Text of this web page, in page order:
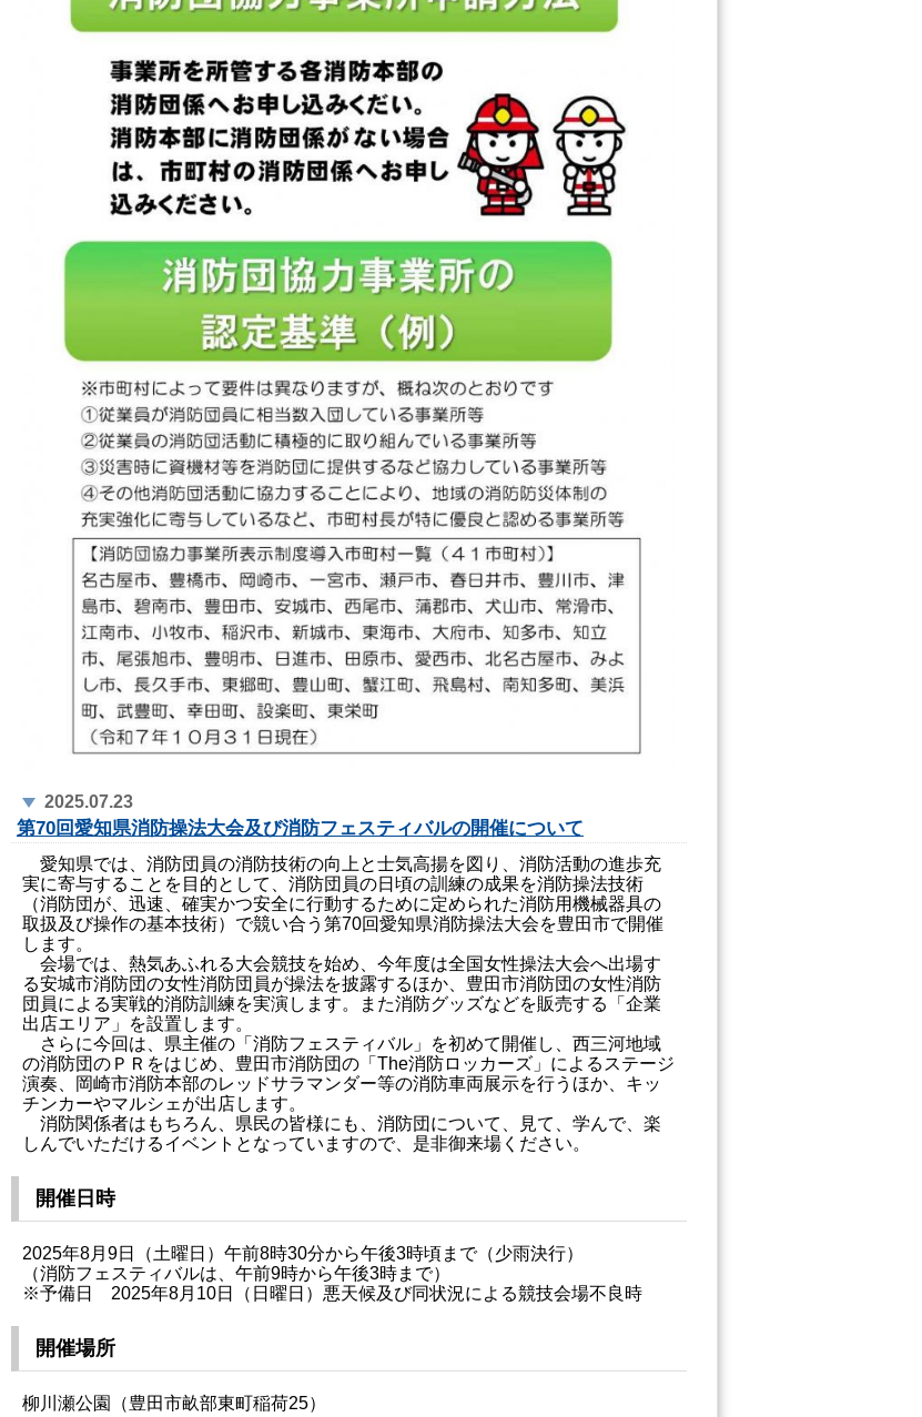
2025.07.23
第70回愛知県消防操法大会及び消防フェスティバルの開催について
愛知県では、消防団員の消防技術の向上と士気高揚を図り、消防活動の進歩充
実に寄与することを目的として、消防団員の日頃の訓練の成果を消防操法技術
（消防団が、迅速、確実かつ安全に行動するために定められた消防用機械器具の
取扱及び操作の基本技術）で競い合う第70回愛知県消防操法大会を豊田市で開催
します。
会場では、熱気あふれる大会競技を始め、今年度は全国女性操法大会へ出場す
る安城市消防団の女性消防団員が操法を披露するほか、豊田市消防団の女性消防
団員による実戦的消防訓練を実演します。また消防グッズなどを販売する「企業
出店エリア」を設置します。
さらに今回は、県主催の「消防フェスティバル」を初めて開催し、西三河地域
の消防団のＰＲをはじめ、豊田市消防団の「The消防ロッカーズ」によるステージ
演奏、岡崎市消防本部のレッドサラマンダー等の消防車両展示を行うほか、キッ
チンカーやマルシェが出店します。
消防関係者はもちろん、県民の皆様にも、消防団について、見て、学んで、楽
しんでいただけるイベントとなっていますので、是非御来場ください。
開催日時
2025年8月9日（土曜日）午前8時30分から午後3時頃まで（少雨決行）
（消防フェスティバルは、午前9時から午後3時まで）
※予備日 2025年8月10日（日曜日）悪天候及び同状況による競技会場不良時
開催場所
柳川瀬公園（豊田市畝部東町稲荷25）